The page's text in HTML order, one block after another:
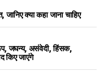
क्या कहा जाना चाहिए
जघन्‍य, असंवेदी, हिंसक,
किए जाएंगे